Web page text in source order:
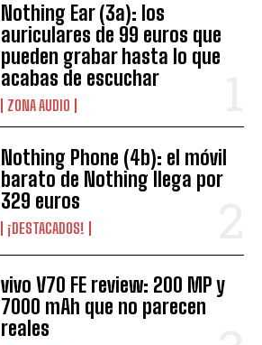
Nothing Ear (3a): los
auriculares de 99 euros que
pueden grabar hasta lo que
acabas de escuchar
ZONA AUDIO
Nothing Phone (4b): el móvil
barato de Nothing llega por
329 euros
¡DESTACADOS!
vivo V70 FE review: 200 MP y
7000 mAh que no parecen
reales